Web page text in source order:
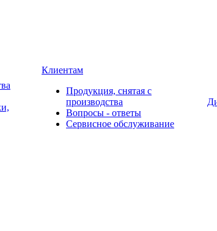
Клиентам
Продукция, снятая с
производства
Вопросы - ответы
Сервисное обслуживание